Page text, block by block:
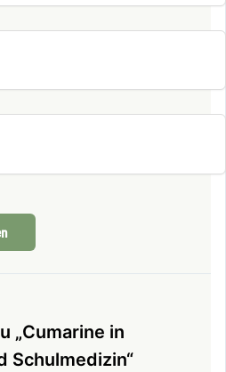
„Cumarine in
Schulmedizin“